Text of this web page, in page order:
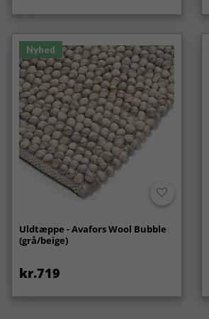
Nyhed
Uldtæppe - Avafors Wool Bubble
(grå/beige)
kr.719